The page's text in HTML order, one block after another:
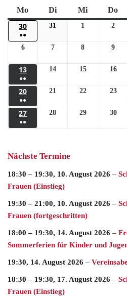
Mo Di Mi Do
30
●●
31 1 2
6 7 8 9
13
●●
14 15 16
20
●●
21 22 23
27
●●
28 29 30
Nächste Termine
18:30 – 19:30, 10. August 2026 –
Frauen (Einstieg)
19:30 – 21:00, 10. August 2026 –
Frauen (fortgeschritten)
18:00 – 19:30, 14. August 2026 –
Sommerferien für Kinder und
19:30, 14. August 2026 –
18:30 – 19:30, 17. August 2026 –
Frauen (Einstieg)